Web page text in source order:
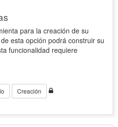
para la creación de su
esta opción podrá construir su
funcionalidad requiere
Creación